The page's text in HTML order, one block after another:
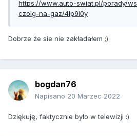
https://www.auto-swiat.pl/porady/
czolg-na-gaz/4lp9l0y
Dobrze że sie nie zakładałem ;)
bogdan76
Napisano 20 Marzec 2022
Dziękuję, faktycznie było w telewizji :)